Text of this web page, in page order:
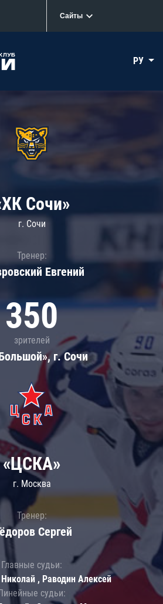
Сайты
РУ
Сочи»
г. Сочи
Тренер:
Евгений
350
зрителей
г. Сочи
«ЦСКА»
г. Москва
Тренер:
Сергей
Главные судьи:
, Раводин Алексей
судьи: